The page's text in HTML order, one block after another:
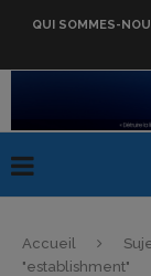
QUI SOMMES-
Accueil
"establishment"